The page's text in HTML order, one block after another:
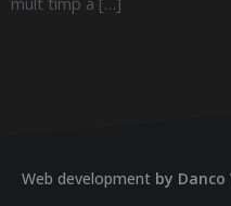
Web development by Danco